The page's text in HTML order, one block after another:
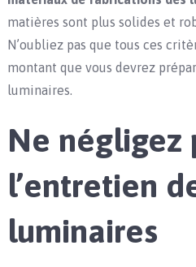
matières sont plus solides et
N’oubliez pas que tous ces
montant que vous devrez
luminaires.
Ne négligez
l’entretien
luminaires